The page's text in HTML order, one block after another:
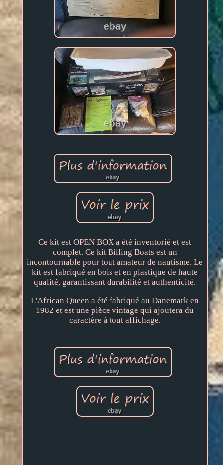
Ce kit est OPEN BOX a été inventorié et est
complet. Ce kit Billing Boats est un
incontournable pour tout amateur de nautisme. Le
kit est fabriqué en bois et en plastique de haute
qualité, garantissant durabilité et authenticité.
L'African Queen a été fabriqué au Danemark en
1982 et est une pièce vintage qui ajoutera du
caractère à tout affichage.